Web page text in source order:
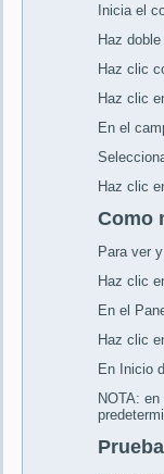
Inicia el
Haz
Haz clic
Haz clic
En el
Haz clic
Como
Para ver
Haz clic
En el
Haz clic
En Inicio
NOTA: